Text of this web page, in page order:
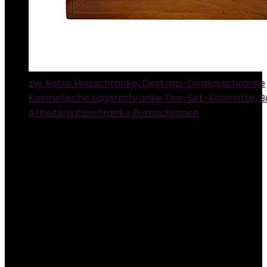
zyr Retro Holzschränke, Desktop-Displayschränke
Kosmetische Lagerschränke Tee-Set-Kabinette,
Arbeitsplatzschränke Büroschränke